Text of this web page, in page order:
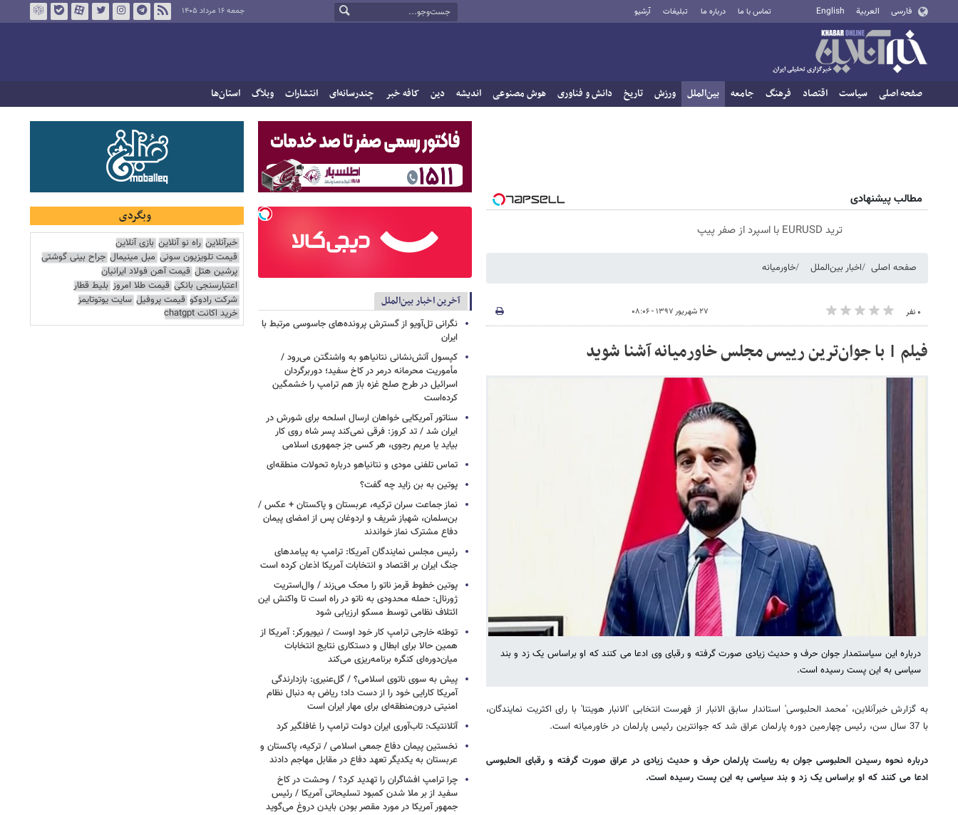
فارسی العربية English تماس با ما درباره ما تبلیغات آرشیو جمعه ۱۶ مرداد ۱۴۰۵
صفحه اصلی سیاست اقتصاد فرهنگ جامعه بین‌الملل ورزش تاریخ دانش و فناوری هوش مصنوعی اندیشه دین کافه خبر چندرسانه‌ای انتشارات وبلاگ استان‌ها
مطالب پیشنهادی
ترید EURUSD با اسپرد از صفر پیپ
صفحه اصلی اخبار بین‌الملل خاورمیانه
۰ نفر ۲۷ شهریور ۱۳۹۷ - ۰۸:۰۶
فیلم | با جوان‌ترین رییس مجلس خاورمیانه آشنا شوید
درباره این سیاستمدار جوان حرف و حدیث زیادی صورت گرفته و رقبای وی ادعا می کنند که او براساس یک زد و بند
سیاسی به این پست رسیده است.
به گزارش خبرآنلاین، 'محمد الحلبوسی' استاندار سابق الانبار از فهرست انتخابی 'الانبار هویتنا' با رای اکثریت نمایندگان،
با 37 سال سن، رئیس چهارمین دوره پارلمان عراق شد که جوانترین رئیس پارلمان در خاورمیانه است.
درباره نحوه رسیدن الحلبوسی جوان به ریاست پارلمان حرف و حدیث زیادی در عراق صورت گرفته و رقبای الحلبوسی
ادعا می کنند که او براساس یک زد و بند سیاسی به این پست رسیده است.
آخرین اخبار بین‌الملل
نگرانی تل‌آویو از گسترش پرونده‌های جاسوسی مرتبط با
ایران
کپسول آتش‌نشانی نتانیاهو به واشنگتن می‌رود /
مأموریت محرمانه درمر در کاخ سفید؛ دوربرگردان
اسرائیل در طرح صلح غزه باز هم ترامپ را خشمگین
کرده‌است
سناتور آمریکایی خواهان ارسال اسلحه برای شورش در
ایران شد / تد کروز: فرقی نمی‌کند پسر شاه روی کار
بیاید یا مریم رجوی، هر کسی جز جمهوری اسلامی
تماس تلفنی مودی و نتانیاهو درباره تحولات منطقه‌ای
پوتین به بن زاید چه گفت؟
نماز جماعت سران ترکیه، عربستان و پاکستان + عکس /
بن‌سلمان، شهباز شریف و اردوغان پس از امضای پیمان
دفاع مشترک نماز خواندند
رئیس مجلس نمایندگان آمریکا: ترامپ به پیامدهای
جنگ ایران بر اقتصاد و انتخابات آمریکا اذعان کرده است
پوتین خطوط قرمز ناتو را محک می‌زند / وال‌استریت
ژورنال: حمله محدودی به ناتو در راه است تا واکنش این
ائتلاف نظامی توسط مسکو ارزیابی شود
توطئه خارجی ترامپ کار خود اوست / نیویورکر: آمریکا از
همین حالا برای ابطال و دستکاری نتایج انتخابات
میان‌دوره‌ای کنگره برنامه‌ریزی می‌کند
پیش به سوی ناتوی اسلامی؟ / گل‌عنبری: بازدارندگی
آمریکا کارایی خود را از دست داد؛ ریاض به دنبال نظام
امنیتی درون‌منطقه‌ای برای مهار ایران است
آتلانتیک: تاب‌آوری ایران دولت ترامپ را غافلگیر کرد
نخستین پیمان دفاع جمعی اسلامی / ترکیه، پاکستان و
عربستان به یکدیگر تعهد دفاع در مقابل مهاجم دادند
چرا ترامپ افشاگران را تهدید کرد؟ / وحشت در کاخ
سفید از بر ملا شدن کمبود تسلیحاتی آمریکا / رئیس
جمهور آمریکا در مورد مقصر بودن بایدن دروغ می‌گوید
وبگردی
خبرآنلاین راه نو آنلاین بازی آنلاین
قیمت تلویزیون سونی مبل مینیمال جراح بینی گوشتی
پرشین هتل قیمت آهن فولاد ایرانیان
اعتبارسنجی بانکی قیمت طلا امروز بلیط قطار
شرکت رادوکو قیمت پروفیل سایت یوتوتایمز
خرید اکانت chatgpt